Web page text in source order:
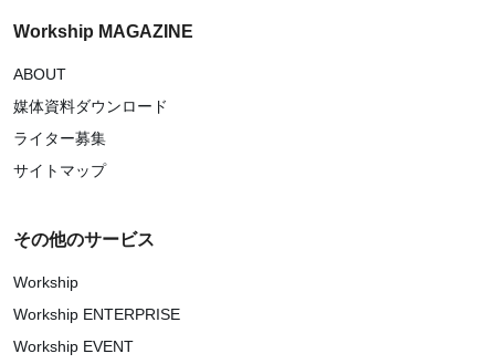
Workship MAGAZINE
ABOUT
媒体資料ダウンロード
ライター募集
サイトマップ
その他のサービス
Workship
Workship ENTERPRISE
Workship EVENT